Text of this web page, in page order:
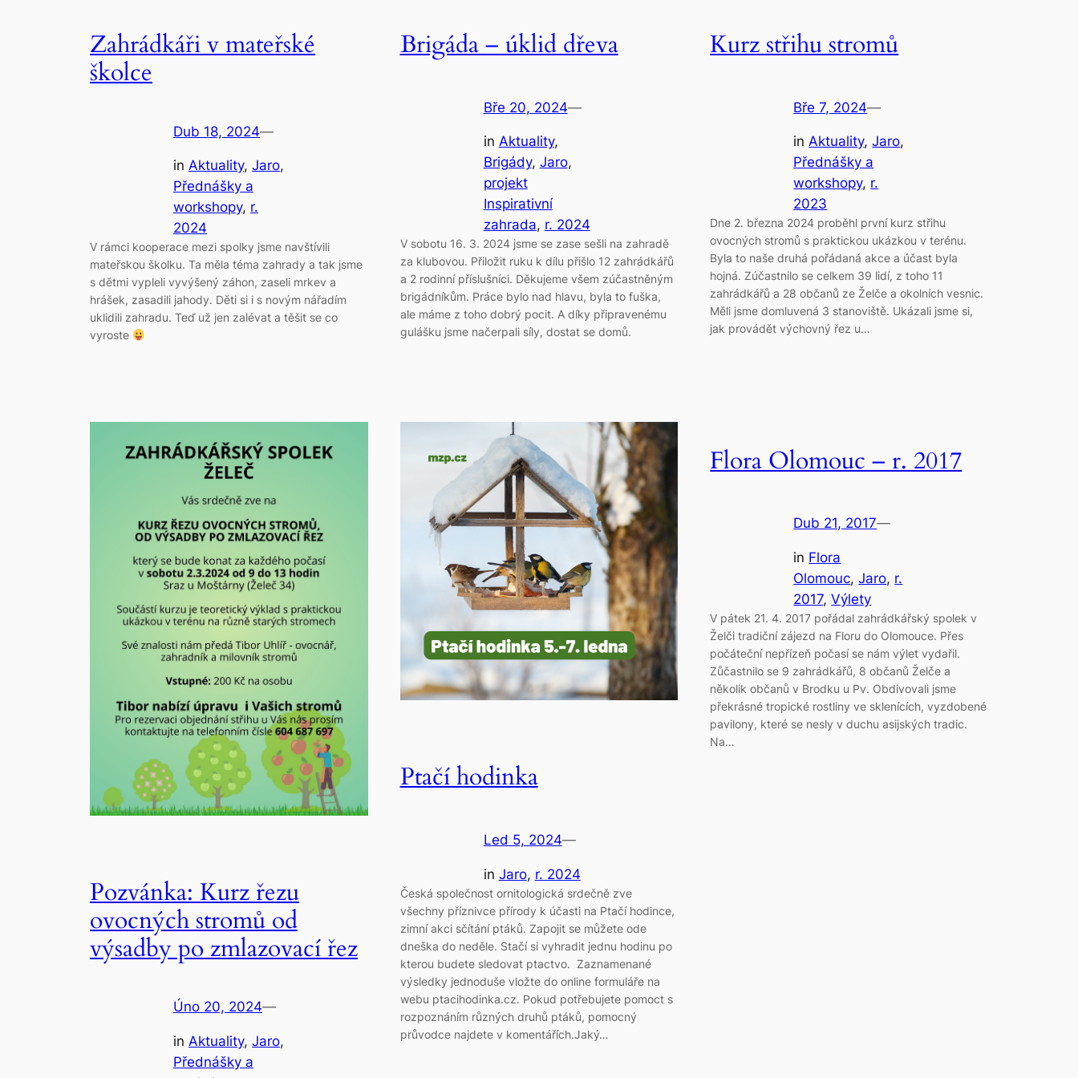
Zahrádkáři v mateřské
školce
Dub 18, 2024—
in Aktuality, Jaro
Přednášky a
workshopy, r.
2024
V rámci kooperace mezi spolky jsme navštívili
mateřskou školku. Ta měla téma zahrady a tak jsme
s dětmi vypleli vyvýšený záhon, zaseli mrkev a
hrášek, zasadili jahody. Děti si i s novým nářadím
uklidili zahradu. Teď už jen zalévat a těšit se co
vyroste
Brigáda – úklid dřeva
Bře 20, 2024—
in Aktuality
Brigády, Jaro
projekt
Inspirativní
zahrada, r. 2024
V sobotu 16. 3. 2024 jsme se zase sešli na zahradě
za klubovou. Přiložit ruku k dílu přišlo 12 zahrádkářů
a 2 rodinní příslušníci. Děkujeme všem zúčastněným
brigádníkům. Práce bylo nad hlavu, byla to fuška,
ale máme z toho dobrý pocit. A díky připravenému
gulášku jsme načerpali síly, dostat se domů.
Kurz střihu stromů
Bře 7, 2024—
inAktuality, Jaro
Přednášky a
workshopy, r.
2023
Dne 2. března 2024 proběhl první kurz střihu
ovocných stromů s praktickou ukázkou v terénu.
Byla to naše druhá pořádaná akce a účast byla
hojná. Zúčastnilo se celkem 39 lidí, z toho 11
zahrádkářů a 28 občanů ze Želče a okolních vesnic.
Měli jsme domluvená 3 stanoviště. Ukázali jsme si,
jak provádět výchovný řez u…
Pozvánka: Kurz řezu
ovocných stromů od
výsadby po zmlazovací řez
Úno 20, 2024—
in Aktuality, Jaro
Přednášky a
Ptačí hodinka
Led 5, 2024—
in Jaro, r. 2024
Česká společnost ornitologická srdečně zve
všechny příznivce přírody k účasti na Ptačí hodince,
zimní akci sčítání ptáků. Zapojit se můžete ode
dneška do neděle. Stačí si vyhradit jednu hodinu po
kterou budete sledovat ptactvo. Zaznamenané
výsledky jednoduše vložte do online formuláře na
webu ptacihodinka.cz. Pokud potřebujete pomoct s
rozpoznáním různých druhů ptáků, pomocný
průvodce najdete v komentářích.Jaký…
Flora Olomouc – r. 2017
Dub 21, 2017—
in Flora
Olomouc, Jaro, r.
2017, Výlety
V pátek 21. 4. 2017 pořádal zahrádkářský spolek v
Želči tradiční zájezd na Floru do Olomouce. Přes
počáteční nepřízeň počasí se nám výlet vydařil.
Zůčastnilo se 9 zahrádkářů, 8 občanů Želče a
několik občanů v Brodku u Pv. Obdivovali jsme
překrásné tropické rostliny ve sklenících, vyzdobené
pavilony, které se nesly v duchu asijských tradic.
Na…